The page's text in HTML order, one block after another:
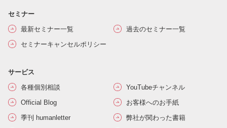
セミナー
最新セミナー一覧
過去のセミナー一覧
セミナーキャンセルポリシー
サービス
各種個別相談
YouTubeチャンネル
Official Blog
お客様へのお手紙
季刊 humanletter
弊社が関わった書籍